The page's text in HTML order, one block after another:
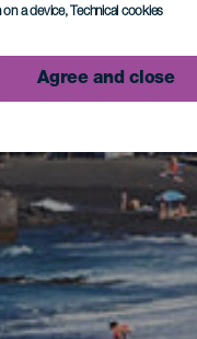
a device, Technical cookies
Agree and close